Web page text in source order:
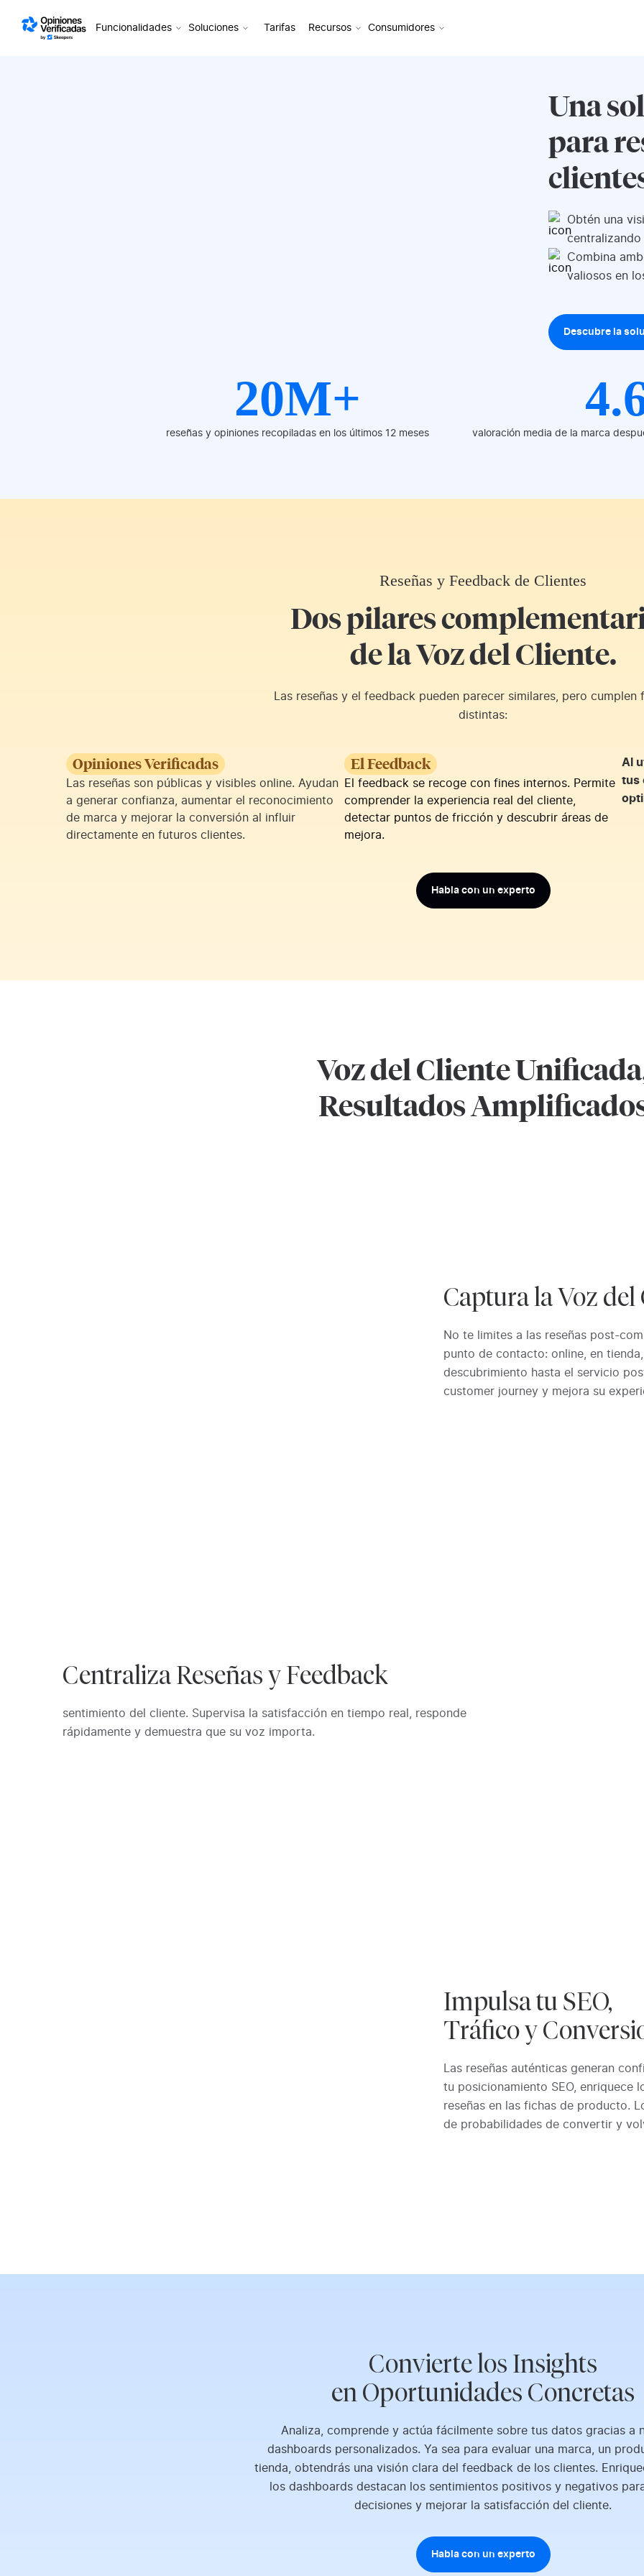
Funcionalidades Soluciones Tarifas Recursos Consumidores
Una
para
Obtén una
centralizando
Combina
valiosos en
Descubre la
20M+
reseñas y opiniones recopiladas en los últimos 12 meses valoración media de la marca
Opiniones Verificadas
Las reseñas son públicas y visibles online. Ayudan
a generar confianza, aumentar el reconocimiento
de marca y mejorar la conversión al influir
directamente en futuros clientes.
El Feedback
El feedback se recoge con fines internos. Permite
comprender la experiencia real del cliente,
detectar puntos de fricción y descubrir áreas de
mejora.
Al
tus
Habla con un experto
Reseñas y Feedback de Clientes
Dos pilares
de la Voz del Cliente.
Las reseñas y el feedback pueden parecer similares, pero cumplen
distintas:
Voz del Cliente
Resultados
Captura la Voz del
No te limites a las reseñas post-
punto de contacto: online, en
descubrimiento hasta el servicio
customer journey y mejora su
Centraliza Reseñas y Feedback
sentimiento del cliente. Supervisa la satisfacción en tiempo real, responde
rápidamente y demuestra que su voz importa.
Impulsa tu SEO,
Tráfico y
Las reseñas auténticas generan
tu posicionamiento SEO, enriquece
reseñas en las fichas de producto.
de probabilidades de convertir y
Convierte los Insights
en Oportunidades Concretas
Analiza, comprende y actúa fácilmente sobre tus datos gracias a
dashboards personalizados. Ya sea para evaluar una marca, un
tienda, obtendrás una visión clara del feedback de los clientes.
los dashboards destacan los sentimientos positivos y negativos
decisiones y mejorar la satisfacción del cliente.
Habla con un experto